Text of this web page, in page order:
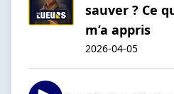
sauver ? Ce
m’a appris
2026-04-05